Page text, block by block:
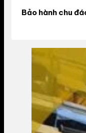
Bảo hành chu